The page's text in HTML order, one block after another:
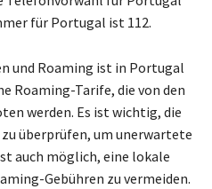
für Portugal ist 112.
und Roaming ist in Portugal
Roaming-Tarife, die von den
werden. Es ist wichtig, die
überprüfen, um unerwartete
auch möglich, eine lokale
Gebühren zu vermeiden.